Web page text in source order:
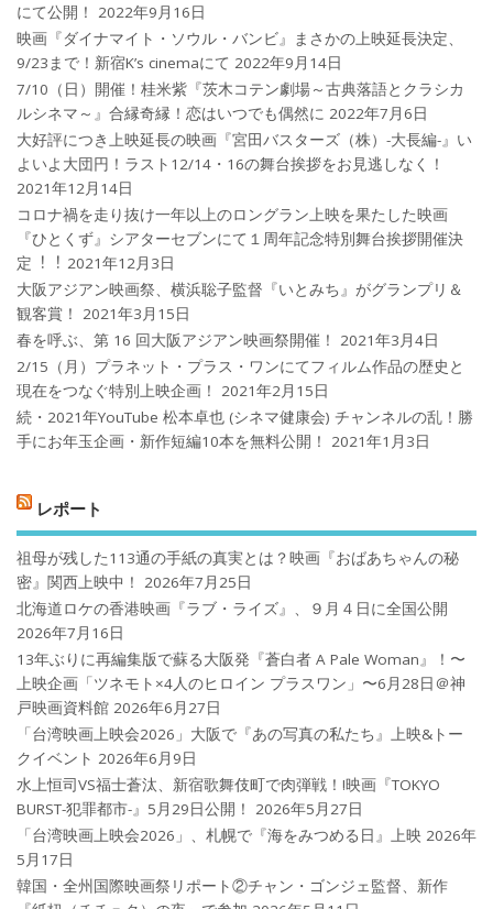
にて公開！
2022年9月16日
映画『ダイナマイト・ソウル・バンビ』まさかの上映延長決定、
9/23まで！新宿K’s cinemaにて 2022年9月14日
7/10（日）開催！桂米紫『茨木コテン劇場～古典落語とクラシカ
ルシネマ～』合縁奇縁！恋はいつでも偶然に 2022年7月6日
大好評につき上映延長の映画『宮田バスターズ（株）-大長編-』い
よいよ大団円！ラスト12/14・16の舞台挨拶をお見逃しなく！
2021年12月14日
コロナ禍を⾛り抜け⼀年以上のロングラン上映を果たした映画
『ひとくず』シアターセブンにて１周年記念特別舞台挨拶開催決
定︕︕ 2021年12月3日
大阪アジアン映画祭、横浜聡子監督『いとみち』がグランプリ＆
観客賞！
2021年3月15日
春を呼ぶ、第 16 回大阪アジアン映画祭開催！
2021年3月4日
2/15（月）プラネット・プラス・ワンにてフィルム作品の歴史と
現在をつなぐ特別上映企画！
2021年2月15日
続・2021年YouTube 松本卓也 (シネマ健康会) チャンネルの乱！勝
手にお年玉企画・新作短編10本を無料公開！
2021年1月3日
レポート
祖母が残した113通の手紙の真実とは？映画『おばあちゃんの秘
密』関西上映中！
2026年7月25日
北海道ロケの香港映画『ラブ・ライズ』、９月４日に全国公開
2026年7月16日
13年ぶりに再編集版で蘇る大阪発『蒼白者 A Pale Woman』！〜
上映企画「ツネモト×4人のヒロイン プラスワン」〜6月28日＠神
戸映画資料館 2026年6月27日
「台湾映画上映会2026」大阪で『あの写真の私たち』上映&トー
クイベント 2026年6月9日
水上恒司VS福士蒼汰、新宿歌舞伎町で肉弾戦！!映画『TOKYO
BURST-犯罪都市-』5月29日公開！
2026年5月27日
「台湾映画上映会2026」、札幌で『海をみつめる日』上映 2026年
5月17日
韓国・全州国際映画祭リポート②チャン・ゴンジェ監督、新作